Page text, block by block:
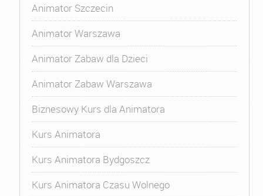
Animator Szczecin
Animator Warszawa
Animator Zabaw dla Dzieci
Animator Zabaw Warszawa
Biznesowy Kurs dla Animatora
Kurs Animatora
Kurs Animatora Bydgoszcz
Kurs Animatora Czasu Wolnego